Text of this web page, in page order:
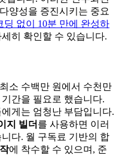
양성을 증진시키는 중요
딩 없이 10분 만에 완성하
히 확인할 수 있습니다.
소 수백만 원에서 수천만
간을 필요로 했습니다.
게는 엄청난 부담입니다.
지 빌더 를 사용하면 이러
다. 월 구독료 기반의 합
에 착수할 수 있으며, 준